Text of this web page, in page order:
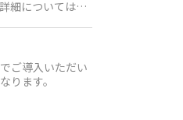
細については…
ご導入いただい
ります。